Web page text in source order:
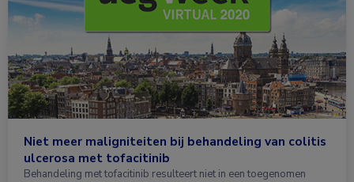
Niet meer maligniteiten bij behandeling van colitis
ulcerosa met tofacitinib
Behandeling met tofacitinib resulteert niet in een toegenomen